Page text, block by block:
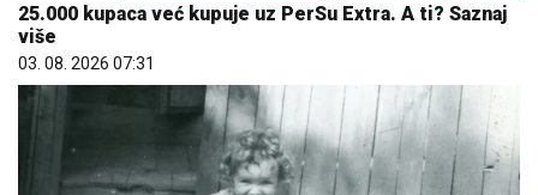
25.000 kupaca već kupuje uz PerSu Extra. A ti? Saznaj
više
03. 08. 2026 07:31